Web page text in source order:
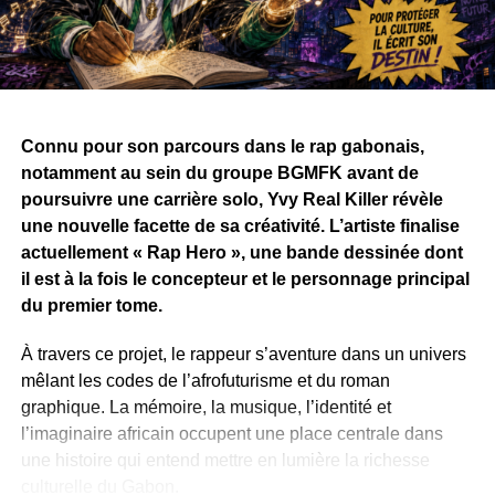
Connu pour son parcours dans le rap gabonais,
notamment au sein du groupe BGMFK avant de
poursuivre une carrière solo, Yvy Real Killer révèle
une nouvelle facette de sa créativité. L’artiste finalise
actuellement « Rap Hero », une bande dessinée dont
il est à la fois le concepteur et le personnage principal
du premier tome.
À travers ce projet, le rappeur s’aventure dans un univers
mêlant les codes de l’afrofuturisme et du roman
graphique. La mémoire, la musique, l’identité et
l’imaginaire africain occupent une place centrale dans
une histoire qui entend mettre en lumière la richesse